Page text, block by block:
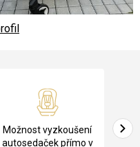
Možnost vyzkoušení
autosedaček přímo v